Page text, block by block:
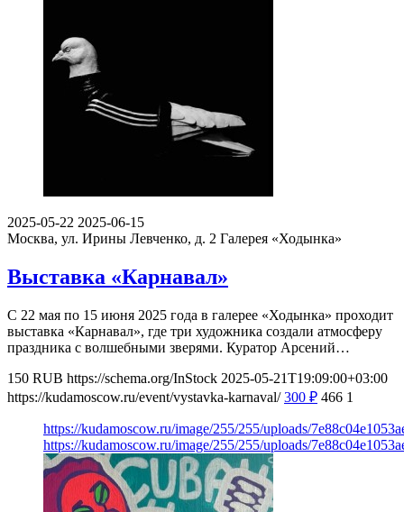
2025-05-22 2025-06-15
Москва, ул. Ирины Левченко, д. 2 Галерея «Ходынка»
Выставка «Карнавал»
С 22 мая по 15 июня 2025 года в галерее «Ходынка» проходит
выставка «Карнавал», где три художника создали атмосферу
праздника с волшебными зверями. Куратор Арсений…
150 RUB https://schema.org/InStock 2025-05-21T19:09:00+03:00
https://kudamoscow.ru/event/vystavka-karnaval/ 300 ₽ 466 1
https://kudamoscow.ru/image/255/255/uploads/
https://kudamoscow.ru/image/255/255/uploads/